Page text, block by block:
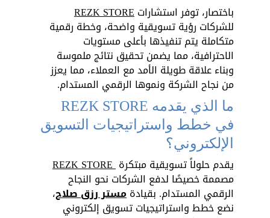
باختصار، توفر استشارات REZK STORE
للشركات رؤية تسويقية واضحة، وخطة رقمية
متكاملة يتم تنفيذها بأعلى مستويات
الاحترافية، مما يضمن تحقيق نتائج ملموسة
وبناء علاقة طويلة الأمد مع العملاء، مما يعزز
من نجاح الشركة ونموها الرقمي المستدام.
في خطط واستراتيجيات التسويق
الإلكتروني؟
REZK STORE يقدم حلولاً تسويقية مبتكرة
مصممة خصيصًا لدفع الشركات نحو النجاح
الرقمي المستدام. بقيادة مستر رزق صلاح،
نضع خطط واستراتيجيات تسويق إلكتروني